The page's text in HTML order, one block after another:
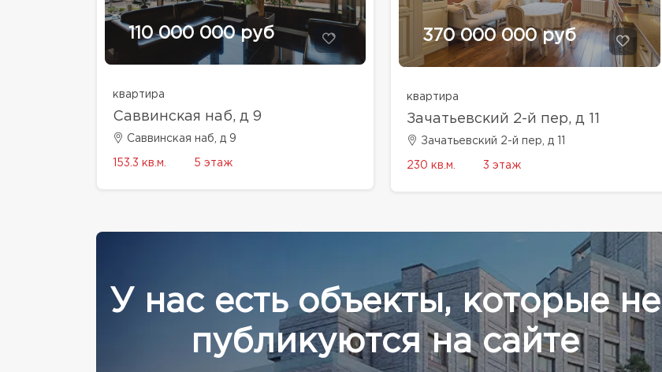
110 000 000 руб
квартира
Саввинская наб, д 9
Саввинская наб, д 9
153.3 кв.м. 5 этаж
370 000 000 руб
квартира
Зачатьевский 2-й пер, д 11
Зачатьевский 2-й пер, д 11
230 кв.м. 3 этаж
У нас есть объекты, которые не
публикуются на сайте